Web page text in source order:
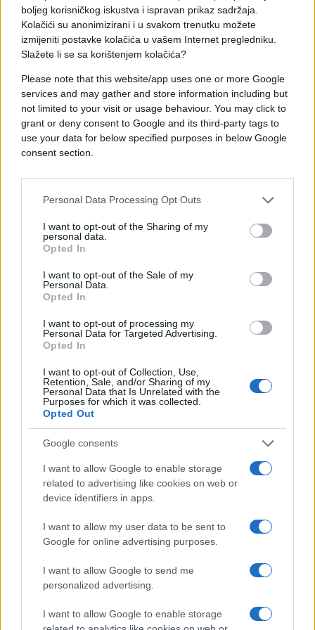
boljeg korisničkog iskustva i ispravan prikaz sadržaja.
Kolačići su anonimizirani i u svakom trenutku možete
izmijeniti postavke kolačića u vašem Internet pregledniku.
Slažete li se sa korištenjem kolačića?
Please note that this website/app uses one or more Google
services and may gather and store information including but
not limited to your visit or usage behaviour. You may click to
grant or deny consent to Google and its third-party tags to
use your data for below specified purposes in below Google
consent section.
Personal Data Processing Opt Outs
I want to opt-out of the Sharing of my
personal data.
Opted In
I want to opt-out of the Sale of my
Personal Data.
Opted In
I want to opt-out of processing my
Personal Data for Targeted Advertising.
Opted In
I want to opt-out of Collection, Use,
Retention, Sale, and/or Sharing of my
Personal Data that Is Unrelated with the
Purposes for which it was collected.
Opted Out
Google consents
I want to allow Google to enable storage
related to advertising like cookies on web or
device identifiers in apps.
I want to allow my user data to be sent to
Google for online advertising purposes.
I want to allow Google to send me
personalized advertising.
I want to allow Google to enable storage
S druge strane online kupovina i naručivanje putem
interneta predstavlja daleko veći rizik da novac
date na fejk model, od kupovine u prodavnici.
Svaki sajt sa koga naručujete patike prethodno
dobro proučite. Pročitajte ocjene i komentare
drugih kupaca, ali budite pažljivi – neki sajtovi
odobravaju samo pozitivne komentare. Guglajte na
Odmah zaobiđite sajtove koji koriste
autentičnih
Obratite pažnju na cijenu
Izbjegnite modele čija je online cijena znatno niža
od prodajne, jer je riječ o lažnjacima.
#Nike #orginal